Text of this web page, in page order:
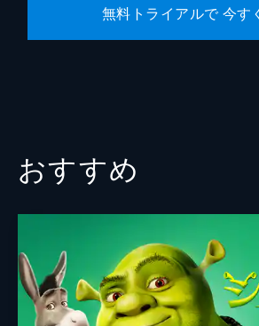
無料トライアルで 今す
おすすめ